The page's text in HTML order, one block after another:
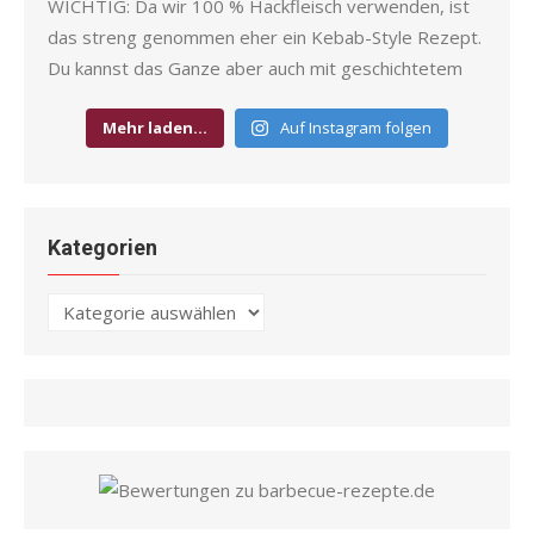
Mehr laden… Auf Instagram folgen
Kategorien
Kategorien